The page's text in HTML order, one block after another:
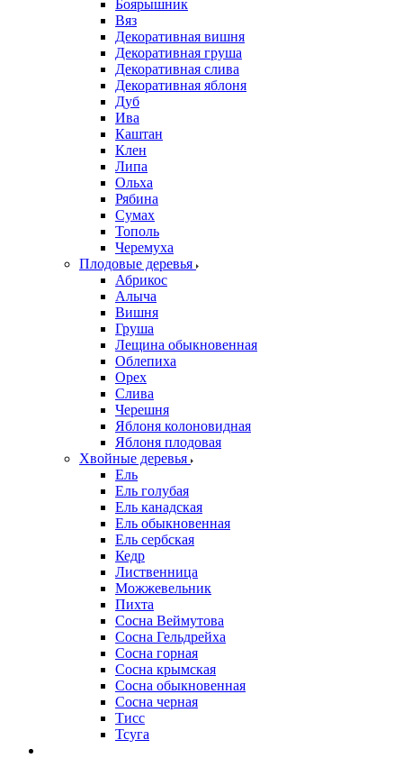
Боярышник
Вяз
Декоративная вишня
Декоративная груша
Декоративная слива
Декоративная яблоня
Дуб
Ива
Каштан
Клен
Липа
Ольха
Рябина
Сумах
Тополь
Черемуха
Плодовые деревья
Абрикос
Алыча
Вишня
Груша
Лещина обыкновенная
Облепиха
Орех
Слива
Черешня
Яблоня колоновидная
Яблоня плодовая
Хвойные деревья
Ель
Ель голубая
Ель канадская
Ель обыкновенная
Ель сербская
Кедр
Лиственница
Можжевельник
Пихта
Сосна Веймутова
Сосна Гельдрейха
Сосна горная
Сосна крымская
Сосна обыкновенная
Сосна черная
Тисс
Тсуга